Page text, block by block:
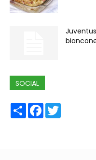
SOCIAL
ShareFacebook